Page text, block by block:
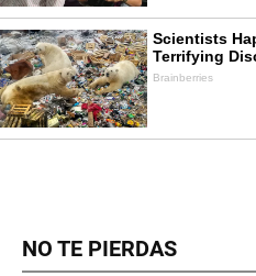
NO TE PIERDAS